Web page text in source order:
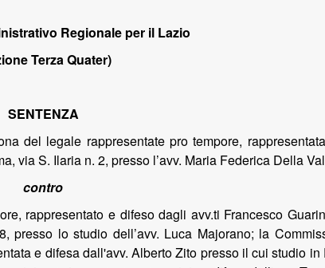
Regionale per il Lazio
Terza Quater)
SENTENZA
del legale rappresentate pro tempore,
via S. Ilaria n. 2, presso l’avv. Maria Federica Della
contro
rappresentato e difeso dagli avv.ti Francesco
lo studio dell’avv. Luca Majorano; la
e difesa dall'avv. Alberto Zito presso il cui studio